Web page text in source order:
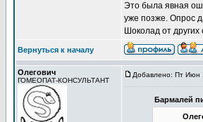
Это была явная
уже позже. Опрос
Шоколад от других
Вернуться к началу
Олегович
ГОМЕОПАТ-КОНСУЛЬТАНТ
Добавлено: Пт Июн
Бармалей